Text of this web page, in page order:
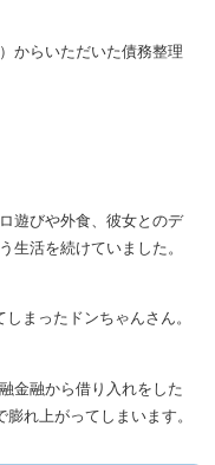
からいただいた債務整理
遊びや外食、彼女とのデ
生活を続けていました。
まったドンちゃんさん。
金融から借り入れをした
膨れ上がってしまいます。